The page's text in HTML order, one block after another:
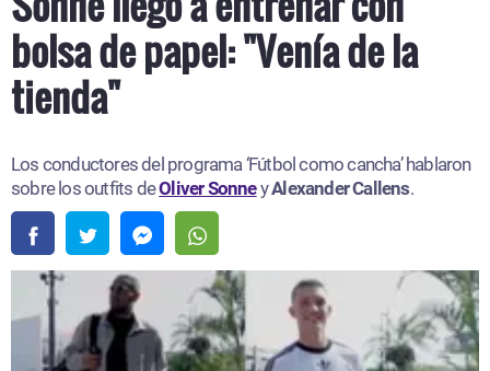
bolsa de papel: "Venía de la
tienda"
Los conductores del programa ‘Fútbol como cancha’ hablaron
sobre los outfits deOliver SonneyAlexander Callens.